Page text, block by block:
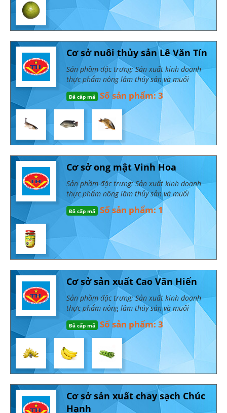
Cơ sở nuôi thủy sản Lê Văn Tín
Sản phầm đặc trưng: Sản xuất kinh doanh
thực phẩm nông lâm thủy sản và muối
Đã cấp mã Số sản phẩm: 3
Cơ sở ong mật Vinh Hoa
Sản phầm đặc trưng: Sản xuất kinh doanh
thực phẩm nông lâm thủy sản và muối
Đã cấp mã Số sản phẩm: 1
Cơ sở sản xuất Cao Văn Hiến
Sản phầm đặc trưng: Sản xuất kinh doanh
thực phẩm nông lâm thủy sản và muối
Đã cấp mã Số sản phẩm: 3
Cơ sở sản xuất chay sạch Chúc
Hạnh